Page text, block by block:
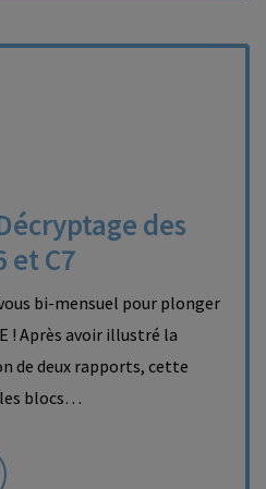
des
et C7
bi-mensuel pour plonger
! Après avoir illustré la
de deux rapports, cette
les blocs…